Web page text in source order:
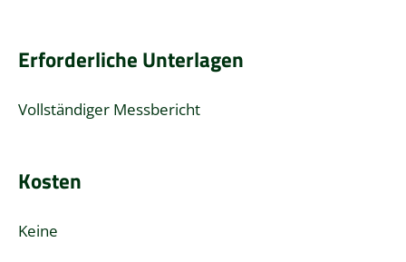
Erforderliche Unterlagen
Vollständiger Messbericht
Kosten
Keine